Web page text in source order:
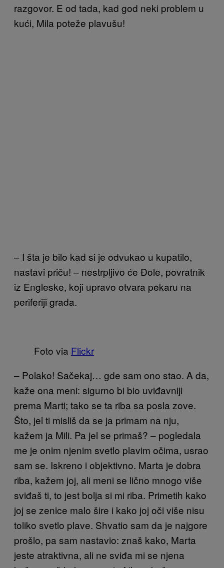
razgovor. E od tada, kad god neki problem u
kući, Mila poteže plavušu!
– I šta je bilo kad si je odvukao u kupatilo,
nastavi priču! – nestrpljivo će Đole, povratnik
iz Engleske, koji upravo otvara pekaru na
periferiji grada.
Foto via Flickr
– Polako! Sačekaj… gde sam ono stao. A da,
kaže ona meni: sigurno bi bio uviđavniji
prema Marti; tako se ta riba sa posla zove.
Što, jel ti misliš da se ja primam na nju,
kažem ja Mili. Pa jel se primaš? – pogledala
me je onim njenim svetlo plavim očima, usrao
sam se. Iskreno i objektivno. Marta je dobra
riba, kažem joj, ali meni se lično mnogo više
sviđaš ti, to jest bolja si mi riba. Primetih kako
joj se zenice malo šire i kako joj oči više nisu
toliko svetlo plave. Shvatio sam da je najgore
prošlo, pa sam nastavio: znaš kako, Marta
jeste atraktivna, ali ne sviđa mi se njena